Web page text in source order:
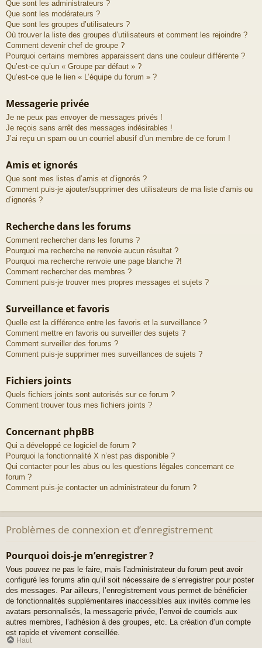
Que sont les administrateurs ?
Que sont les modérateurs ?
Que sont les groupes d’utilisateurs ?
Où trouver la liste des groupes d’utilisateurs et comment les rejoindre ?
Comment devenir chef de groupe ?
Pourquoi certains membres apparaissent dans une couleur différente ?
Qu’est-ce qu’un « Groupe par défaut » ?
Qu’est-ce que le lien « L’équipe du forum » ?
Messagerie privée
Je ne peux pas envoyer de messages privés !
Je reçois sans arrêt des messages indésirables !
J’ai reçu un spam ou un courriel abusif d’un membre de ce forum !
Amis et ignorés
Que sont mes listes d’amis et d’ignorés ?
Comment puis-je ajouter/supprimer des utilisateurs de ma liste d’amis ou
d’ignorés ?
Recherche dans les forums
Comment rechercher dans les forums ?
Pourquoi ma recherche ne renvoie aucun résultat ?
Pourquoi ma recherche renvoie une page blanche ?!
Comment rechercher des membres ?
Comment puis-je trouver mes propres messages et sujets ?
Surveillance et favoris
Quelle est la différence entre les favoris et la surveillance ?
Comment mettre en favoris ou surveiller des sujets ?
Comment surveiller des forums ?
Comment puis-je supprimer mes surveillances de sujets ?
Fichiers joints
Quels fichiers joints sont autorisés sur ce forum ?
Comment trouver tous mes fichiers joints ?
Concernant phpBB
Qui a développé ce logiciel de forum ?
Pourquoi la fonctionnalité X n’est pas disponible ?
Qui contacter pour les abus ou les questions légales concernant ce
forum ?
Comment puis-je contacter un administrateur du forum ?
Problèmes de connexion et d’enregistrement
Pourquoi dois-je m’enregistrer ?
Vous pouvez ne pas le faire, mais l’administrateur du forum peut avoir
configuré les forums afin qu’il soit nécessaire de s’enregistrer pour poster
des messages. Par ailleurs, l’enregistrement vous permet de bénéficier
de fonctionnalités supplémentaires inaccessibles aux invités comme les
avatars personnalisés, la messagerie privée, l’envoi de courriels aux
autres membres, l’adhésion à des groupes, etc. La création d’un compte
est rapide et vivement conseillée.
Haut